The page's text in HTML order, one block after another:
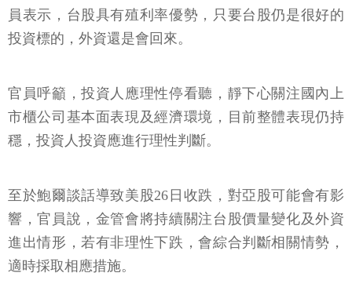
員表示，台股具有殖利率優勢，只要台股仍是很好的
投資標的，外資還是會回來。
官員呼籲，投資人應理性停看聽，靜下心關注國內上
市櫃公司基本面表現及經濟環境，目前整體表現仍持
穩，投資人投資應進行理性判斷。
至於鮑爾談話導致美股26日收跌，對亞股可能會有影
響，官員說，金管會將持續關注台股價量變化及外資
進出情形，若有非理性下跌，會綜合判斷相關情勢，
適時採取相應措施。